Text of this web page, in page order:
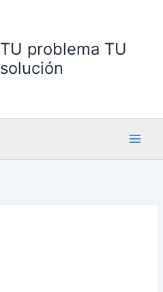
TU problema TU
solución